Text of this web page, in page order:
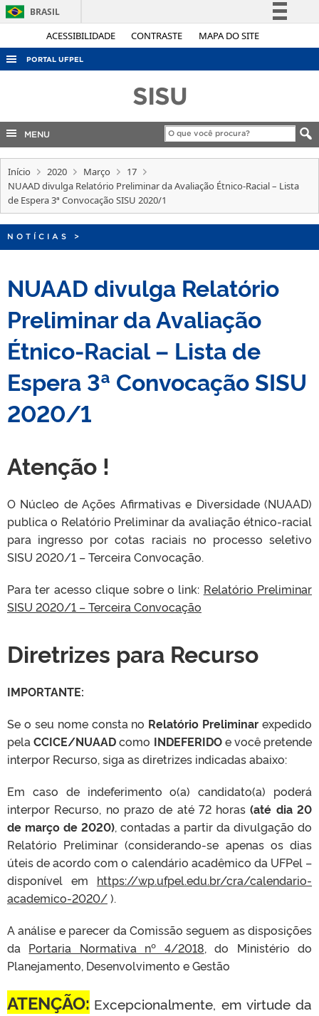
ACESSIBILIDADE CONTRASTE MAPA DO SITE
BRASIL
Simplifique!
Acesso à informação
Legislação
Canais
PORTAL UFPEL
COBALTO
INTERNACIONAL
SISU
MENU
Início 2020 Março
17
NUAAD divulga Relatório Preliminar da Avaliação Étnico-Racial – Lista
de Espera 3ª Convocação SISU 2020/1
NOTÍCIAS >
NUAAD divulga Relatório
Preliminar da Avaliação
Étnico-Racial – Lista de
Espera 3ª Convocação SISU
2020/1
Atenção !
O Núcleo de Ações Afirmativas e Diversidade (NUAAD)
publica o Relatório Preliminar da avaliação étnico-racial
para ingresso por cotas raciais no processo seletivo
SISU 2020/1 – Terceira Convocação.
Para ter acesso clique sobre o link: Relatório Preliminar
SISU 2020/1 – Terceira Convocação
Diretrizes para Recurso
IMPORTANTE:
Se o seu nome consta no Relatório Preliminar expedido
pelaCCICE/NUAADcomo INDEFERIDOe você pretende
interpor Recurso, siga as diretrizes indicadas abaixo:
Em caso de indeferimento o(a) candidato(a) poderá
interpor Recurso, no prazo de até 72 horas(até dia 20
de março de 2020), contadas a partir da divulgação do
Relatório Preliminar (considerando-se apenas os dias
úteis de acordo com o calendário acadêmico da UFPel –
disponível em https://wp.ufpel.edu.br/cra/calendario-
academico-2020/).
A análise e parecer da Comissão seguem as disposições
da Portaria Normativa nº 4/2018, do Ministério do
Planejamento, Desenvolvimento e Gestão
ATENÇÃO: Excepcionalmente, em virtude da